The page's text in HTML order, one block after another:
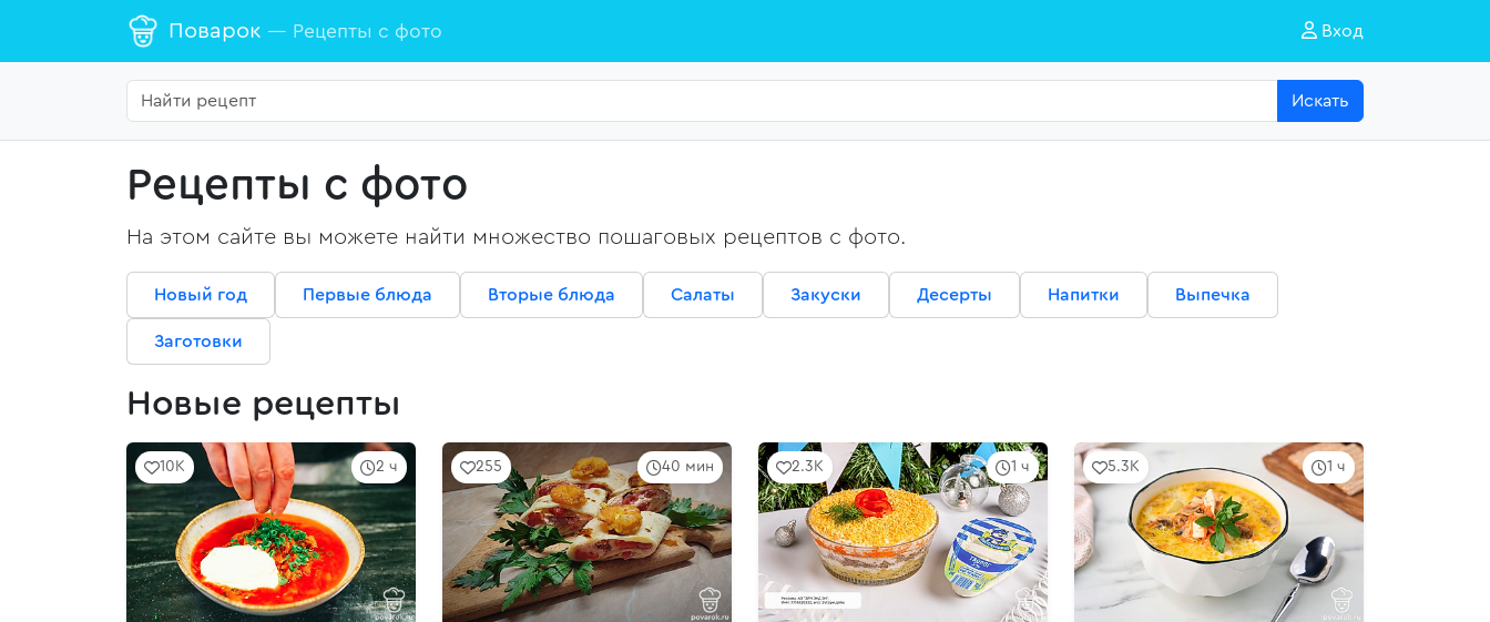
Поварок — Рецепты с фото Вход
Искать
Рецепты с фото
На этом сайте вы можете найти множество пошаговых рецептов с фото.
Новый год Первые блюда Вторые блюда Салаты Закуски Десерты Напитки Выпечка
Заготовки
Новые рецепты
2 ч
10K 40 мин
255 1 ч
2.3K 1 ч
5.3K